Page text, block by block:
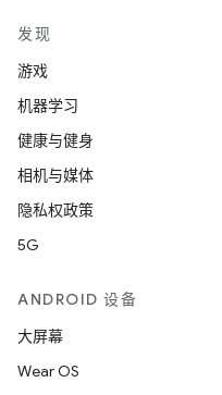
发现
游戏
机器学习
健康与健身
相机与媒体
隐私权政策
5G
ANDROID 设备
大屏幕
Wear OS